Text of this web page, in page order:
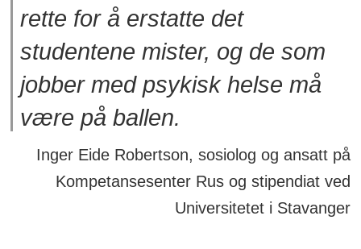
rette for å erstatte det
studentene mister, og de som
jobber med psykisk helse må
være på ballen.
Inger Eide Robertson, sosiolog og ansatt på
Kompetansesenter Rus og stipendiat ved
Universitetet i Stavanger